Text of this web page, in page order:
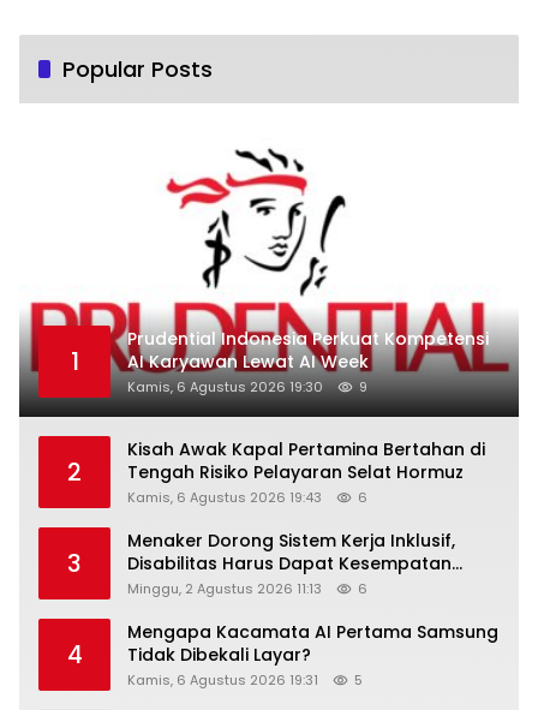
Popular Posts
1
Prudential Indonesia Perkuat Kompetensi
AI Karyawan Lewat AI Week
Kamis, 6 Agustus 2026 19:30 9
2
Kisah Awak Kapal Pertamina Bertahan di
Tengah Risiko Pelayaran Selat Hormuz
Kamis, 6 Agustus 2026 19:43 6
3
Menaker Dorong Sistem Kerja Inklusif,
Disabilitas Harus Dapat Kesempatan
Setara
Minggu, 2 Agustus 2026 11:13 6
4
Mengapa Kacamata AI Pertama Samsung
Tidak Dibekali Layar?
Kamis, 6 Agustus 2026 19:31 5